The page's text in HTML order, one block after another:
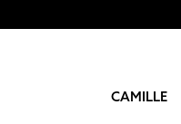
CAMILLE